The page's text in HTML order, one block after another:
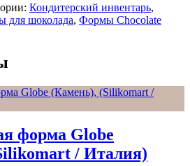
Кондитерский инвентарь,
для шоколада, Формы Chocolate
форма Globe
/ Италия)